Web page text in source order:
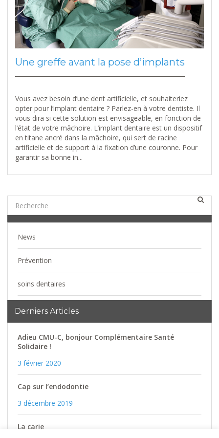
Une greffe avant la pose d’implants
Vous avez besoin d’une dent artificielle, et souhaiteriez
opter pour l’implant dentaire ? Parlez-en à votre dentiste. Il
vous dira si cette solution est envisageable, en fonction de
l’état de votre mâchoire. L’implant dentaire est un dispositif
en titane ancré dans la mâchoire, qui sert de racine
artificielle et de support à la fixation d’une couronne. Pour
garantir sa bonne in...
Catégories
News
Prévention
soins dentaires
Uncategorized
Derniers Articles
Adieu CMU-C, bonjour Complémentaire Santé
Solidaire !
3 février 2020
Cap sur l’endodontie
3 décembre 2019
La carie